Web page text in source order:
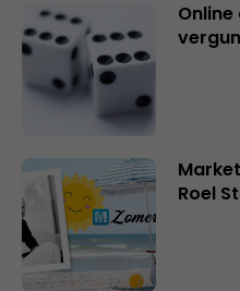
Online
Roel